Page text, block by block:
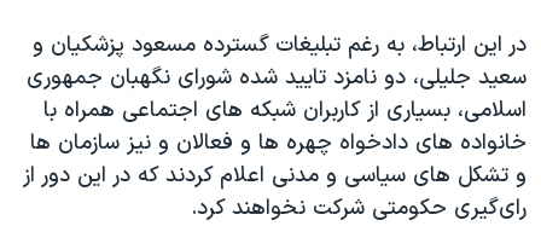
در این ارتباط، به رغم تبلیغات گسترده مسعود پزشکیان و
سعید جلیلی، دو نامزد تایید شده شورای نگهبان جمهوری
اسلامی، بسیاری از کاربران شبکه های اجتماعی همراه با
خانواده های دادخواه چهره ها و فعالان و نیز سازمان ها
و تشکل های سیاسی و مدنی اعلام کردند که در این دور از
رای‌گیری حکومتی شرکت نخواهند کرد.